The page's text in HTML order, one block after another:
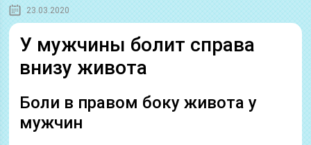
23.03.2020
У мужчины болит справа
внизу живота
Боли в правом боку живота у
мужчин